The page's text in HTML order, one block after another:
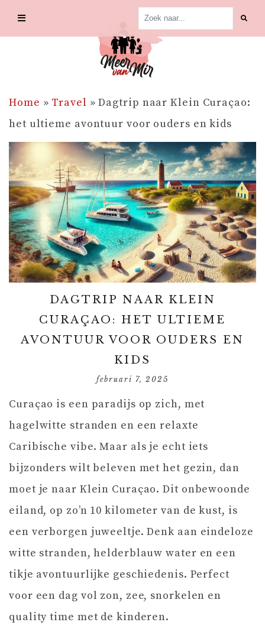
Home » Travel »Dagtrip naar Klein Curaçao:
het ultieme avontuur voor ouders en kids
DAGTRIP NAAR KLEIN
CURAÇAO: HET ULTIEME
AVONTUUR VOOR OUDERS EN
KIDS
februari 7, 2025
Curaçao is een paradijs op zich, met
hagelwitte stranden en een relaxte
Caribische vibe. Maar als je echt iets
bijzonders wilt beleven met het gezin, dan
moet je naar Klein Curaçao. Dit onbewoonde
eiland, op zo’n 10 kilometer van de kust, is
een verborgen juweeltje. Denk aan eindeloze
witte stranden, helderblauw water en een
tikje avontuurlijke geschiedenis. Perfect
voor een dag vol zon, zee, snorkelen en
quality time met de kinderen.